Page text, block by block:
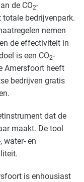
de CO2-
bedrijvenpark.
nemen
de effectiviteit in
is een CO2-
Amersfoort heeft
bedrijven gratis
dat de
maakt. De tool
water- en
is enhousiast